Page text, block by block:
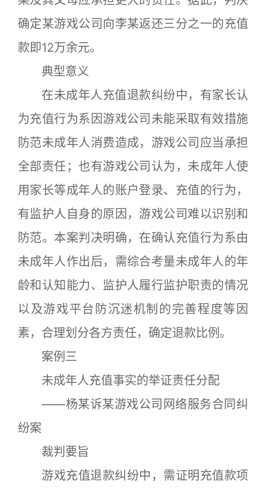
确定某游戏公司向李某返还三分之一的充值
款即12万余元。
典型意义
在未成年人充值退款纠纷中，有家长认
为充值行为系因游戏公司未能采取有效措施
防范未成年人消费造成，游戏公司应当承担
全部责任；也有游戏公司认为，未成年人使
用家长等成年人的账户登录、充值的行为，
有监护人自身的原因，游戏公司难以识别和
防范。本案判决明确，在确认充值行为系由
未成年人作出后，需综合考量未成年人的年
龄和认知能力、监护人履行监护职责的情况
以及游戏平台防沉迷机制的完善程度等因
素，合理划分各方责任，确定退款比例。
案例三
未成年人充值事实的举证责任分配
——杨某诉某游戏公司网络服务合同纠
纷案
裁判要旨
游戏充值退款纠纷中，需证明充值款项